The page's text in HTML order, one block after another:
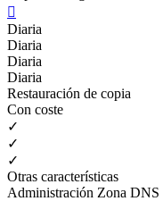

Diaria
Diaria
Diaria
Diaria
Restauración de copia
Con coste
✓
✓
✓
Otras características
Administración Zona DNS